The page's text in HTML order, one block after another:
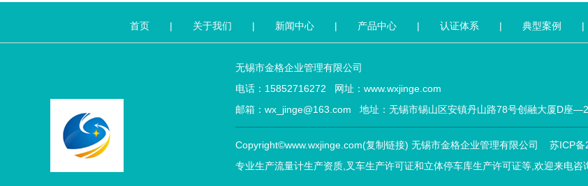
首页 | 关于我们 | 新闻中心 | 产品中心 | 认证体系 | 典型案例 |
无锡市金格企业管理有限公司
电话：15852716272 网址：www.wxjinge.com
邮箱：wx_jinge@163.com 地址：无锡市锡山区安镇丹山路78号创融大厦D座
Copyright©www.wxjinge.com(复制链接) 无锡市金格企业管理有限公司 苏ICP备
专业生产流量计生产资质 叉车生产许可证和立体停车库生产许可证等,欢迎来电咨